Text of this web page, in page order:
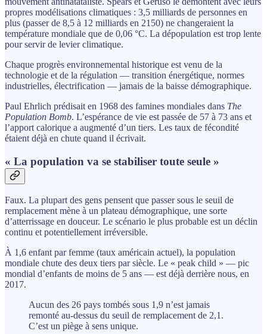
propres modélisations climatiques : 3,5 milliards de personnes en
plus (passer de 8,5 à 12 milliards en 2150) ne changeraient la
température mondiale que de 0,06 °C. La dépopulation est trop lente
pour servir de levier climatique.
Chaque progrès environnemental historique est venu de la
technologie et de la régulation — transition énergétique, normes
industrielles, électrification — jamais de la baisse démographique.
Paul Ehrlich prédisait en 1968 des famines mondiales dans The
Population Bomb. L’espérance de vie est passée de 57 à 73 ans et
l’apport calorique a augmenté d’un tiers. Les taux de fécondité
étaient déjà en chute quand il écrivait.
« La population va se stabiliser toute seule »
Faux. La plupart des gens pensent que passer sous le seuil de
remplacement mène à un plateau démographique, une sorte
d’atterrissage en douceur. Le scénario le plus probable est un déclin
continu et potentiellement irréversible.
À 1,6 enfant par femme (taux américain actuel), la population
mondiale chute des deux tiers par siècle. Le « peak child » — pic
mondial d’enfants de moins de 5 ans — est déjà derrière nous, en
2017.
Aucun des 26 pays tombés sous 1,9 n’est jamais
remonté au-dessus du seuil de remplacement de 2,1.
C’est un piège à sens unique.